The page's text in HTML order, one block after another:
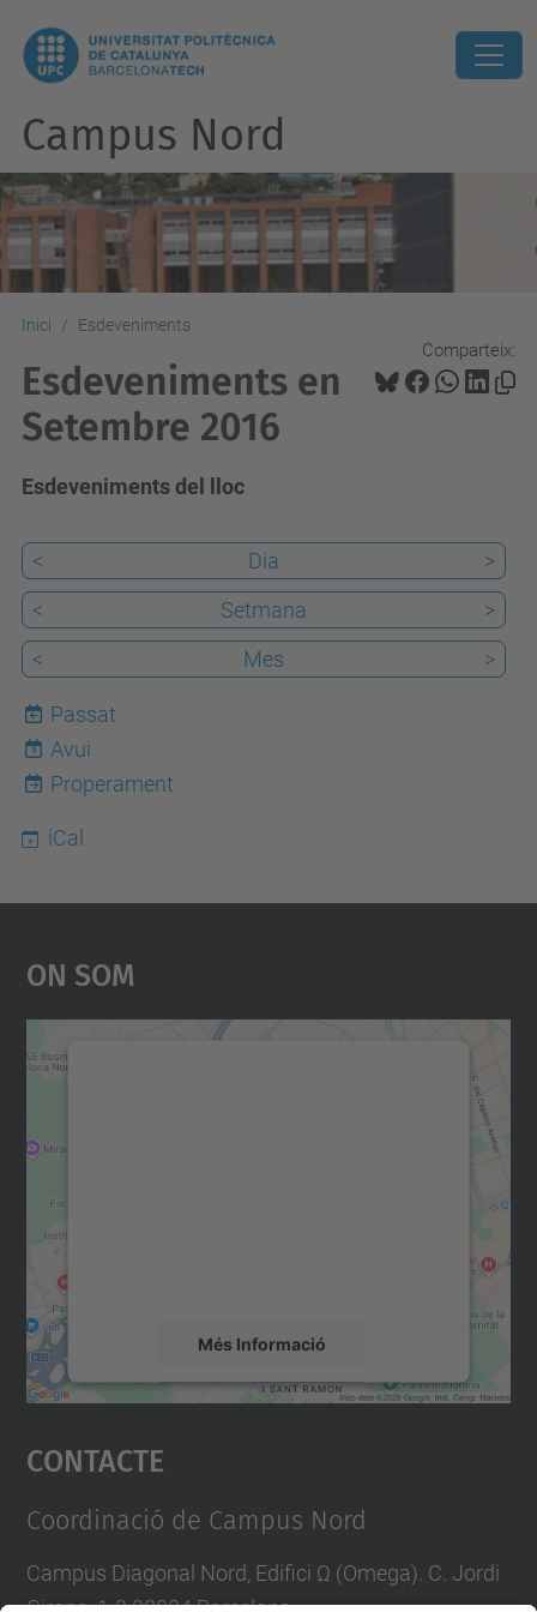
Campus Nord
Inici Esdeveniments
Comparteix:
Esdeveniments en
Setembre 2016
Esdeveniments del lloc
< Dia
>
<
Setmana
>
<
Mes >
Passat
9
Avui
Properament
iCal
On Som
Més Informació
Accepta
powered by
Contacte
Coordinació de Campus Nord
Campus Diagonal Nord, Edifici Ω (Omega). C. Jordi